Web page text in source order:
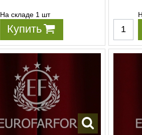
На складе 1 шт
Купить